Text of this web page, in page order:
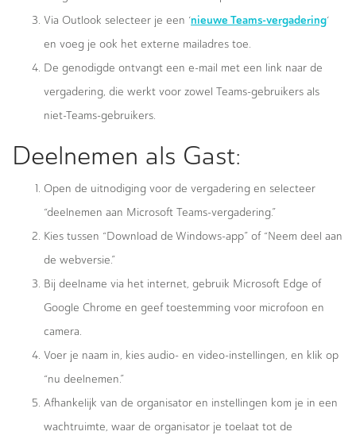
Via Outlook selecteer je een ‘nieuwe Teams-vergadering‘
en voeg je ook het externe mailadres toe.
De genodigde ontvangt een e-mail met een link naar de
vergadering, die werkt voor zowel Teams-gebruikers als
niet-Teams-gebruikers.
Deelnemen als Gast:
Open de uitnodiging voor de vergadering en selecteer
“deelnemen aan Microsoft Teams-vergadering.”
Kies tussen “Download de Windows-app” of “Neem deel aan
de webversie.”
Bij deelname via het internet, gebruik Microsoft Edge of
Google Chrome en geef toestemming voor microfoon en
camera.
Voer je naam in, kies audio- en video-instellingen, en klik op
“nu deelnemen.”
Afhankelijk van de organisator en instellingen kom je in een
wachtruimte, waar de organisator je toelaat tot de